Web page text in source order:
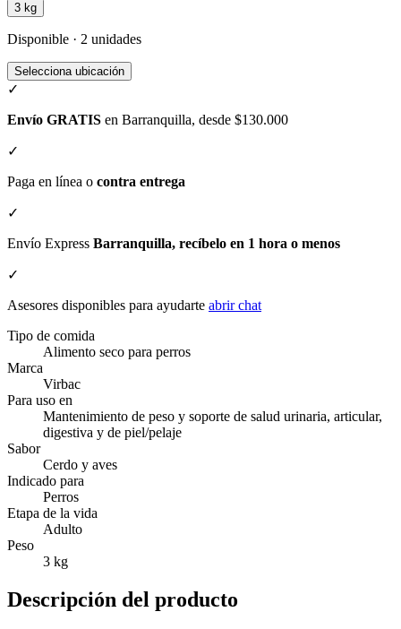
3 kg
Disponible · 2 unidades
Selecciona ubicación
✓
Envío GRATIS en Barranquilla, desde $130.000
✓
Paga en línea o contra entrega
✓
Envío Express Barranquilla, recíbelo en 1 hora o menos
✓
Asesores disponibles para ayudarte abrir chat
Tipo de comida
Alimento seco para perros
Marca
Virbac
Para uso en
Mantenimiento de peso y soporte de salud urinaria, articular,
digestiva y de piel/pelaje
Sabor
Cerdo y aves
Indicado para
Perros
Etapa de la vida
Adulto
Peso
3 kg
Descripción del producto